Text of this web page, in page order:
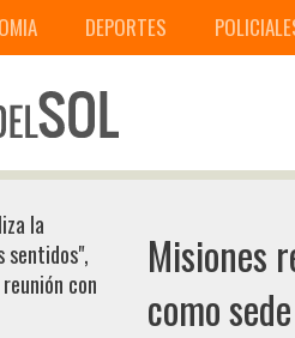
DEPORTES
Misiones
como
la
sentidos",
con